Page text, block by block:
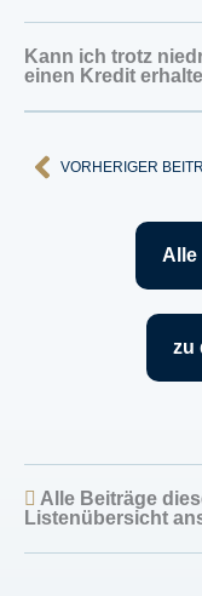
Kann ich trotz
einen Kredit
Zurück
VORHERIGER
Alle
zu
Alle Beiträge
Listenübersicht